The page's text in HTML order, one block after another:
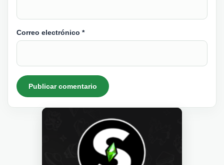
Correo electrónico *